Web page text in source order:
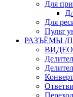
Для
Для
Пульт
РАЗЪЁМЫ /